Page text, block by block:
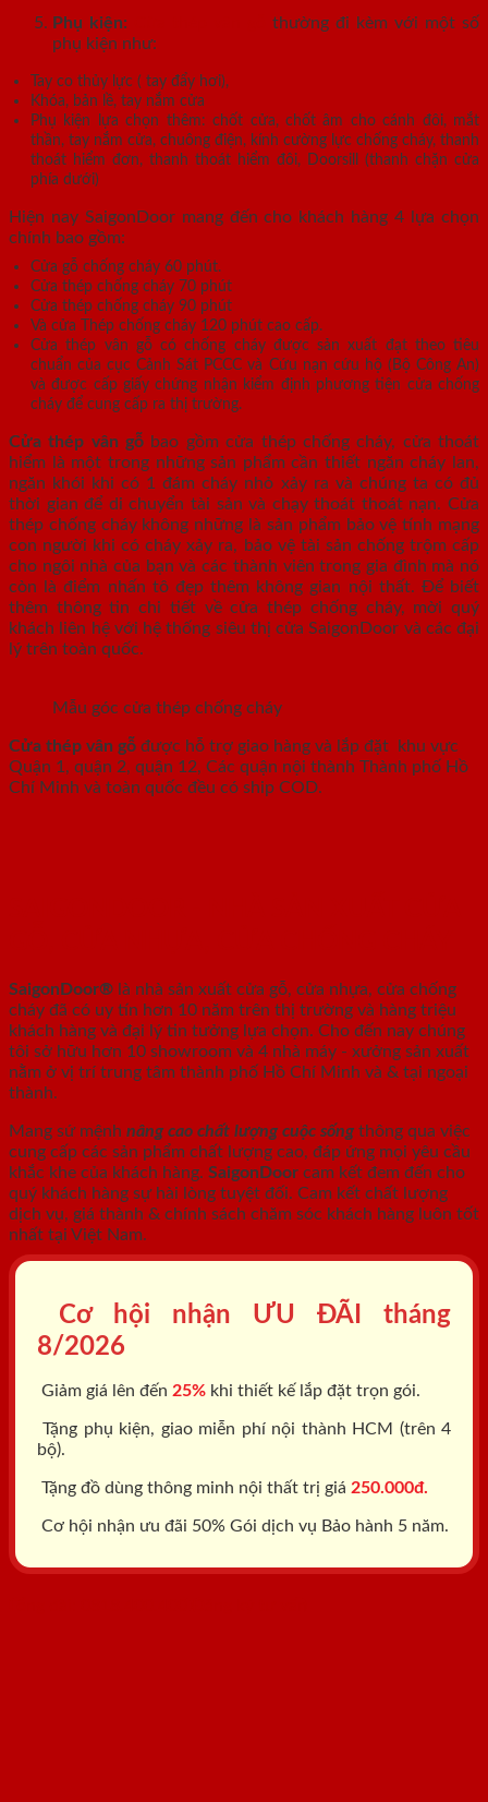
Phụ kiện:
thường đi kèm với một số
phụ kiện như:
Tay co thủy lực ( tay đẩy hơi),
Khóa, bản lề, tay nắm cửa
Phụ kiện lựa chọn thêm: chốt cửa, chốt âm cho cánh đôi, mắt
thần, tay nắm cửa, chuông điện, kính cường lực chống cháy, thanh
thoát hiểm đơn, thanh thoát hiểm đôi, Doorsill (thanh chặn cửa
phía dưới)
Hiện nay SaigonDoor mang đến cho khách hàng 4 lựa chọn
chính bao gồm:
Cửa gỗ chống cháy 60 phút.
Cửa thép chống cháy 70 phút
Cửa thép chống cháy 90 phút
Và cửa Thép chống cháy 120 phút cao cấp.
Cửa thép vân gỗ có chống cháy được sản xuất đạt theo tiêu
chuẩn của cục Cảnh Sát PCCC và Cứu nạn cứu hộ (Bộ Công An)
và được cấp giấy chứng nhận kiểm định phương tiện cửa chống
cháy để cung cấp ra thị trường.
Cửa thép vân gỗ bao gồm cửa thép chống cháy, cửa thoát
hiểm là một trong những sản phẩm cần thiết ngăn cháy lan,
ngăn khói khi có 1 đám cháy nhỏ xảy ra và chúng ta có đủ
thời gian để di chuyển tài sản và chạy thoát thoát nạn. Cửa
thép chống cháy không những là sản phẩm bảo vệ tính mạng
con người khi có cháy xảy ra, bảo vệ tài sản chống trộm cấp
cho ngôi nhà của bạn và các thành viên trong gia đình mà nó
còn là điểm nhấn tô đẹp thêm không gian nội thất. Để biết
thêm thông tin chi tiết về cửa thép chống cháy, mời quý
khách liên hệ với hệ thống siêu thị cửa SaigonDoor và các đại
lý trên toàn quốc.
Mẫu góc cửa thép chống cháy
Cửa thép vân gỗ được hỗ trợ giao hàng và lắp đặt khu vực
Quận 1, quận 2, quận 12, Các quận nội thành Thành phố Hồ
Chí Minh và toàn quốc đều có ship COD.
SaigonDoor® là nhà sản xuất cửa gỗ, cửa nhựa, cửa chống
cháy đã có uy tín hơn 10 năm trên thị trường và hàng triệu
khách hàng và đại lý tin tưởng lựa chọn. Cho đến nay chúng
tôi sở hữu hơn 10 showroom và 4 nhà máy - xưởng sản xuất
nằm ở vị trí trung tâm thành phố Hồ Chí Minh và & tại ngoại
thành.
Mang sứ mệnh nâng cao chất lượng cuộc sống thông qua việc
cung cấp các sản phẩm chất lượng cao, đáp ứng mọi yêu cầu
khắc khe của khách hàng. SaigonDoor cam kết đem đến cho
quý khách hàng sự hài lòng tuyệt đối. Cam kết chất lượng
dịch vụ, giá thành & chính sách chăm sóc khách hàng luôn tốt
nhất tại Việt Nam.
Cơ hội nhận ƯU ĐÃI tháng
8/2026
Giảm giá lên đến 25% khi thiết kế lắp đặt trọn gói.
Tặng phụ kiện, giao miễn phí nội thành HCM (trên 4
bộ).
Tặng đồ dùng thông minh nội thất trị giá 250.000đ.
Cơ hội nhận ưu đãi 50% Gói dịch vụ Bảo hành 5 năm.